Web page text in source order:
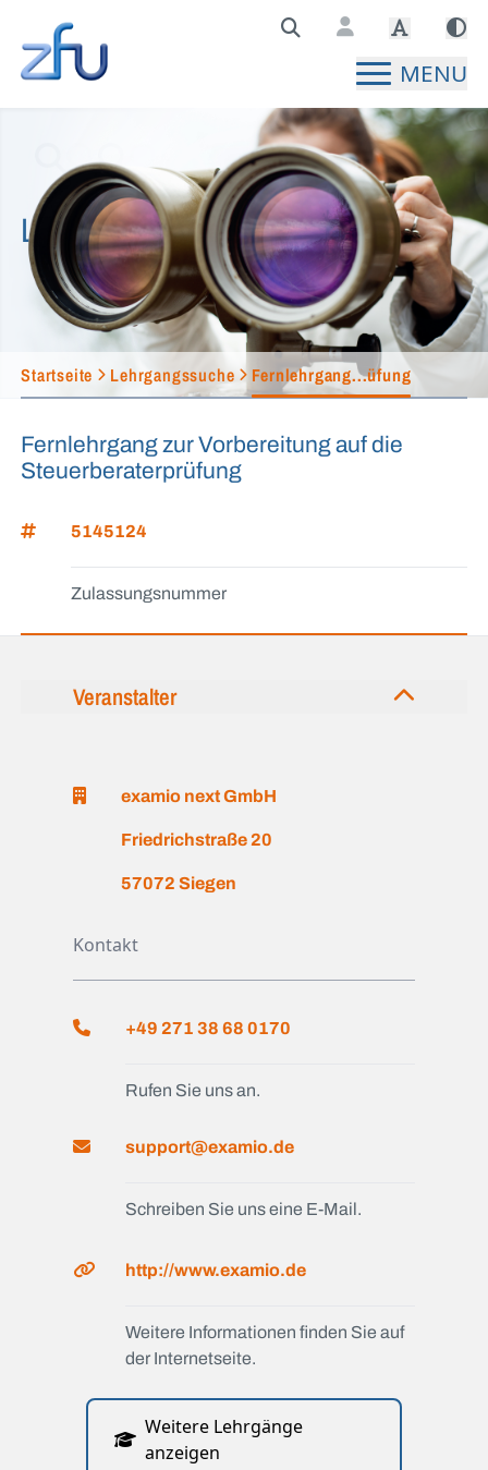
Zentralstelle für Fernunterricht Hauptseite
MENU
Lehrgangssuche
Startseite Lehrgangssuche Fernlehrgang...üfung
Fernlehrgang zur Vorbereitung auf die
Steuerberaterprüfung
5145124
Zulassungsnummer
Veranstalter
examio next GmbH
Friedrichstraße 20
57072 Siegen
Kontakt
+49 271 38 68 0170
Rufen Sie uns an.
support@examio.de
Schreiben Sie uns eine E-Mail.
http://www.examio.de
Weitere Informationen finden Sie auf
der Internetseite.
Weitere Lehrgänge
anzeigen